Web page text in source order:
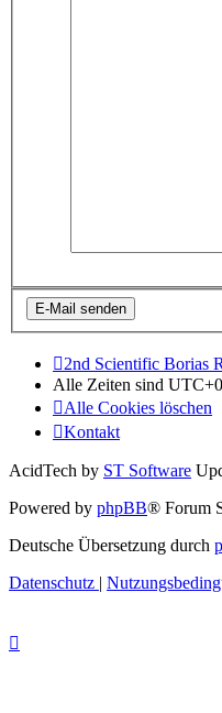
2nd Scientific Borias
Alle Zeiten sind
Alle Cookies löschen
Kontakt
AcidTech by ST Software
Powered by phpBB® Forum
Deutsche Übersetzung durch
Datenschutz |